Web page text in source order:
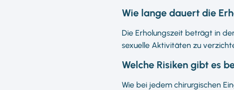
Wie lange dauert die
Die Erholungszeit beträgt in
sexuelle Aktivitäten zu
Welche Risiken gibt es
Wie bei jedem chirurgischen